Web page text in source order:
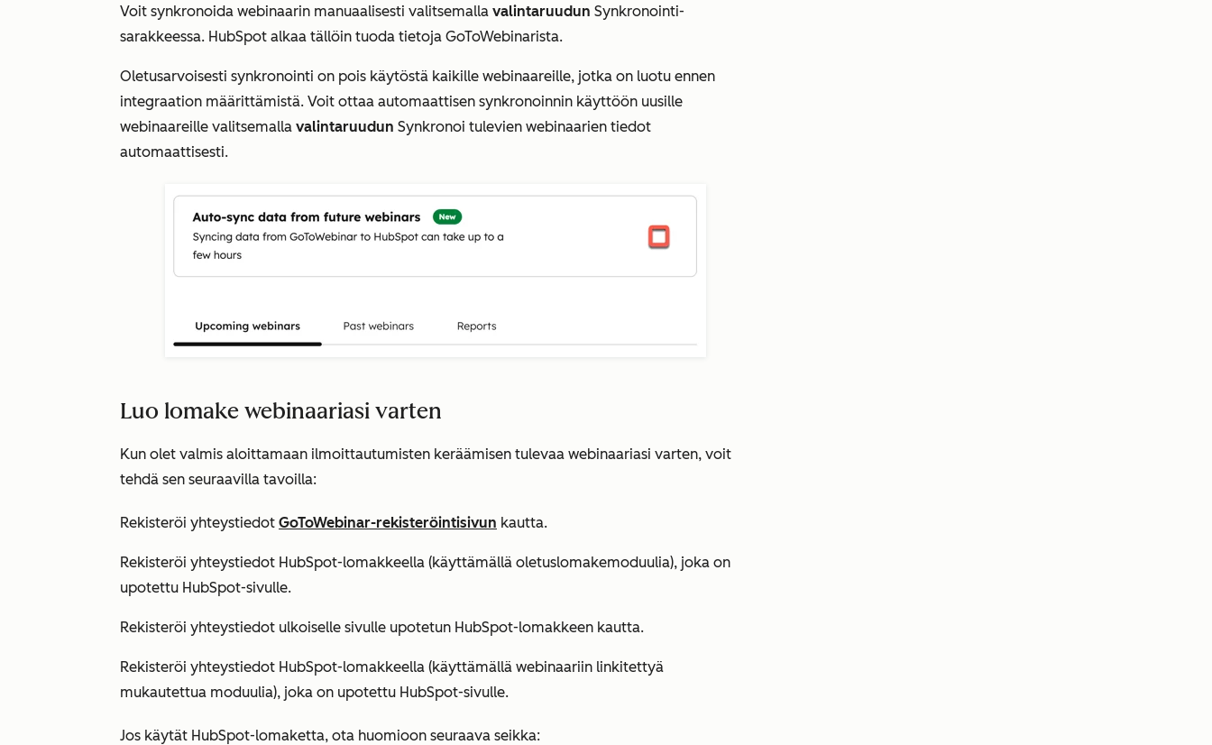
Voit synkronoida webinaarin manuaalisesti valitsemalla valintaruudun Synkronointi-
sarakkeessa. HubSpot alkaa tällöin tuoda tietoja GoToWebinarista.
Oletusarvoisesti synkronointi on pois käytöstä kaikille webinaareille, jotka on luotu ennen
integraation määrittämistä. Voit ottaa automaattisen synkronoinnin käyttöön uusille
webinaareille valitsemalla valintaruudun Synkronoi tulevien webinaarien tiedot
automaattisesti.
Luo lomake webinaariasi varten
Kun olet valmis aloittamaan ilmoittautumisten keräämisen tulevaa webinaariasi varten, voit
tehdä sen seuraavilla tavoilla:
Rekisteröi yhteystiedot GoToWebinar-rekisteröintisivun kautta.
Rekisteröi yhteystiedot HubSpot-lomakkeella (käyttämällä oletuslomakemoduulia), joka on
upotettu HubSpot-sivulle.
Rekisteröi yhteystiedot ulkoiselle sivulle upotetun HubSpot-lomakkeen kautta.
Rekisteröi yhteystiedot HubSpot-lomakkeella (käyttämällä webinaariin linkitettyä
mukautettua moduulia), joka on upotettu HubSpot-sivulle.
Jos käytät HubSpot-lomaketta, ota huomioon seuraava seikka: